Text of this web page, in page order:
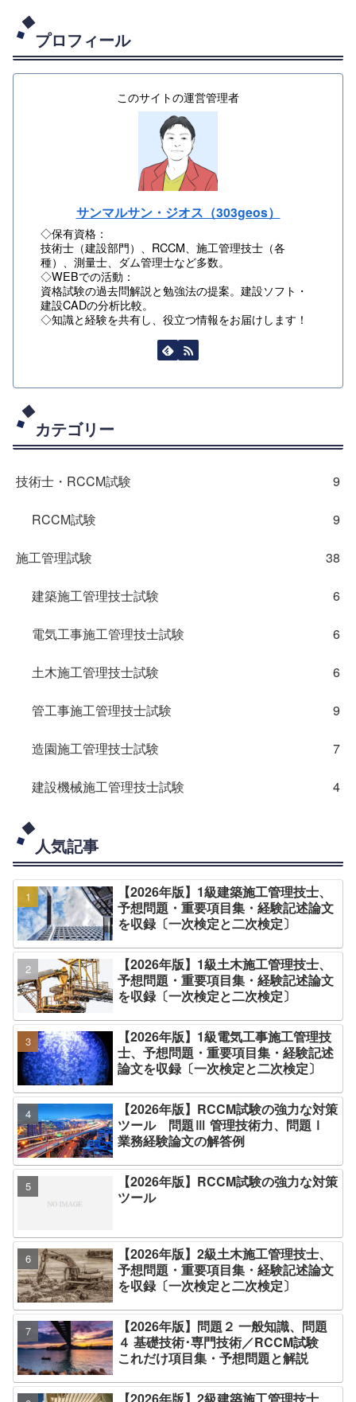
プロフィール
このサイトの運営管理者
サンマルサン・ジオス（303geos）
◇保有資格：
技術士（建設部門）、RCCM、施工管理技士（各
種）、測量士、ダム管理士など多数。
◇WEBでの活動：
資格試験の過去問解説と勉強法の提案。建設ソフト・
建設CADの分析比較。
◇知識と経験を共有し、役立つ情報をお届けします！
カテゴリー
技術士・RCCM試験 9
RCCM試験 9
施工管理試験 38
建築施工管理技士試験 6
電気工事施工管理技士試験 6
土木施工管理技士試験 6
管工事施工管理技士試験 9
造園施工管理技士試験 7
建設機械施工管理技士試験 4
人気記事
【2026年版】1級建築施工管理技士、
予想問題・重要項目集・経験記述論文
を収録〔一次検定と二次検定〕
【2026年版】1級土木施工管理技士、
予想問題・重要項目集・経験記述論文
を収録〔一次検定と二次検定〕
【2026年版】1級電気工事施工管理技
士、予想問題・重要項目集・経験記述
論文を収録〔一次検定と二次検定〕
【2026年版】RCCM試験の強力な対策
ツール 問題Ⅲ 管理技術力、問題Ⅰ
業務経験論文の解答例
【2026年版】RCCM試験の強力な対策
ツール
【2026年版】2級土木施工管理技士、
予想問題・重要項目集・経験記述論文
を収録〔一次検定と二次検定〕
【2026年版】問題２ 一般知識、問題
４ 基礎技術･専門技術／RCCM試験
これだけ項目集・予想問題と解説
【2026年版】2級建築施工管理技士、